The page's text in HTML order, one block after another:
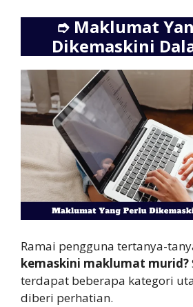
➮ Maklumat
Dikemaskini
Ramai pengguna tertanya-
kemaskini maklumat murid?
terdapat beberapa kategori
diberi perhatian.